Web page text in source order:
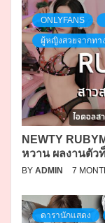
ONLYFANS
ผู้หญิงสวยจากทา
NEWTY
หวาน ผลงานตัว
BY ADMIN 7
ดารานักแสดง